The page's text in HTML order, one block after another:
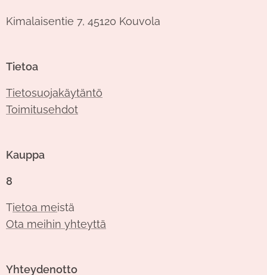
Kimalaisentie 7, 45120 Kouvola
Tietoa
Tietosuojakäytäntö
Toimitusehdot
Kauppa
8
Tietoa meistä
Ota meihin yhteyttä
Yhteydenotto